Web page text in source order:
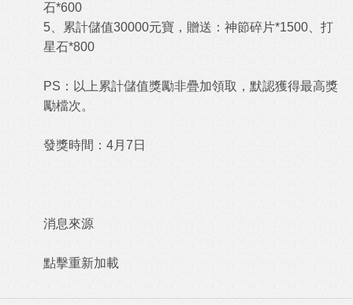
石*600
5、累計儲值30000元寶，贈送：神節碎片*1500、打
星石*800
PS：以上累計儲值獎勵非疊加領取，默認獲得最高獎
勵檔次。
發獎時間：4月7日
消息來源
點擊重新加載